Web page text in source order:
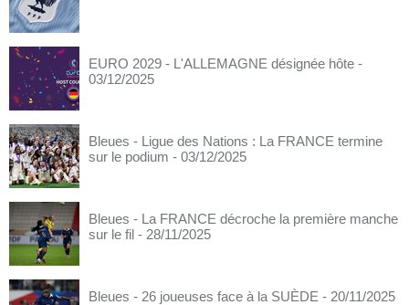
EURO 2029 - L'ALLEMAGNE désignée hôte -
03/12/2025
Bleues - Ligue des Nations : La FRANCE termine
sur le podium - 03/12/2025
Bleues - La FRANCE décroche la première manche
sur le fil - 28/11/2025
Bleues - 26 joueuses face à la SUÈDE - 20/11/2025